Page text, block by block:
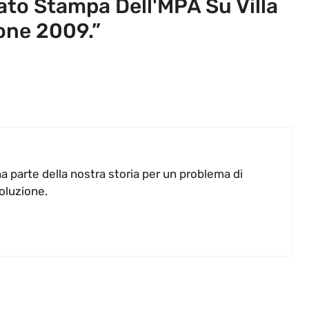
Stampa Dell'MPA Su Villa
2009.”
parte della nostra storia per un problema di